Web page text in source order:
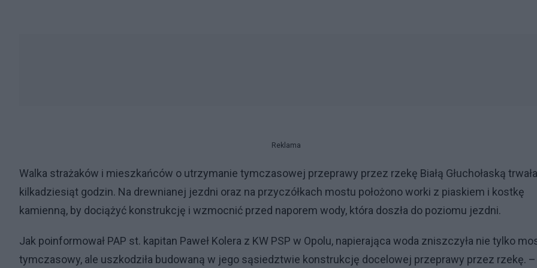
Reklama
Walka strażaków i mieszkańców o utrzymanie tymczasowej przeprawy przez rzekę Białą Głuchołaską trwała
kilkadziesiąt godzin. Na drewnianej jezdni oraz na przyczółkach mostu położono worki z piaskiem i kostkę
kamienną, by dociążyć konstrukcję i wzmocnić przed naporem wody, która doszła do poziomu jezdni.
Jak poinformował PAP st. kapitan Paweł Kolera z KW PSP w Opolu, napierająca woda zniszczyła nie tylko
tymczasowy, ale uszkodziła budowaną w jego sąsiedztwie konstrukcję docelowej przeprawy przez rzekę. –